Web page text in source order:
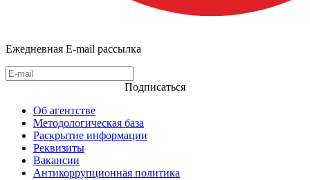
Ежедневная E-mail рассылка
Подписаться
Об агентстве
Методологическая база
Раскрытие информации
Реквизиты
Вакансии
Антикоррупционная политика